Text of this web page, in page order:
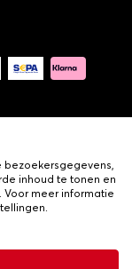
en cookiebeleid
bezoekersgegevens,
inhoud te tonen en
meer informatie